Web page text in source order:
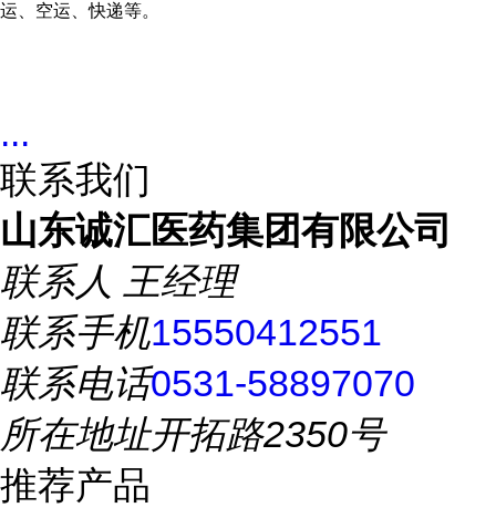
运、空运、快递等。
...
联系我们
山东诚汇医药集团有限公司
联系人 王经理
联系手机15550412551
联系电话0531-58897070
所在地址开拓路2350号
推荐产品